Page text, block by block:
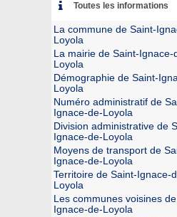
Toutes les informations
La commune de Saint-
Loyola
La mairie de Saint-Ignace-
Loyola
Démographie de Saint-
Loyola
Numéro administratif de
Ignace-de-Loyola
Division administrative de
Ignace-de-Loyola
Moyens de transport de
Ignace-de-Loyola
Territoire de Saint-Ignace-
Loyola
Les communes voisines
Ignace-de-Loyola